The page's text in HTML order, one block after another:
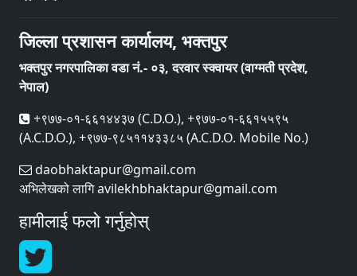
जिल्ला प्रशासन कार्यालय, भक्तपुर
भक्तपुर नगरपालिका वडा नं.- ०३, दरवार स्क्वायर (वाग्मती प्रदेश,
नेपाल)
+९७७-०१-६६१४४३७ (C.D.O.), +९७७-०१-६६१५५९५
(A.C.D.O.), +९७७-९८५११४३३८५ (A.C.D.O. Mobile No.)
daobhaktapur@gmail.com
अभिलेखको लागि avilekhbhaktapur@gmail.com
हामीलाई फलो गर्नुहोस्